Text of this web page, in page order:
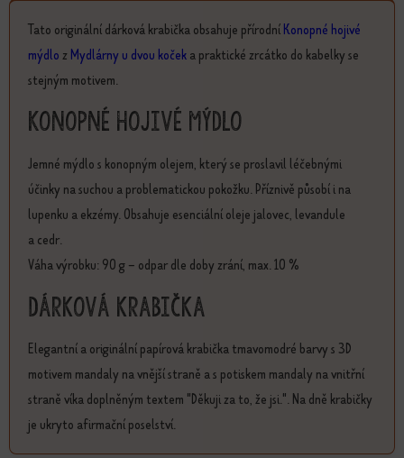
Tato originální dárková krabička obsahuje přírodníKonopné hojivé
mýdloz Mydlárny u dvou kočeka praktické zrcátko do kabelky se
stejným motivem.
Konopné hojivé mýdlo
Jemné mýdlo s konopným olejem, který se proslavil léčebnými
účinky na suchou a problematickou pokožku. Příznivě působí i na
lupenku a ekzémy. Obsahuje esenciální oleje jalovec, levandule
a cedr.
Váha výrobku: 90 g – odpar dle doby zrání, max. 10 %
Dárková krabička
Elegantní a originální papírová krabička tmavomodré barvy s 3D
motivem mandaly na vnější straně a s potiskem mandaly na vnitřní
straně víka doplněným textem "Děkuji za to, že jsi.". Na dně krabičky
je ukryto afirmační poselství.